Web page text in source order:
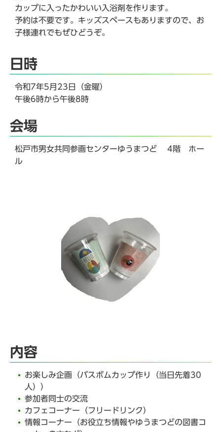
カップに入ったかわいい入浴剤を作ります。
予約は不要です。キッズスペースもありますので、お
子様連れでもぜひどうぞ。
日時
令和7年5月23日（金曜）
午後6時から午後8時
会場
松戸市男女共同参画センターゆうまつど 4階 ホー
ル
内容
お楽しみ企画（バスボムカップ作り（当日先着30
人））
参加者同士の交流
カフェコーナー（フリードリンク）
情報コーナー（お役立ち情報やゆうまつどの図書コ